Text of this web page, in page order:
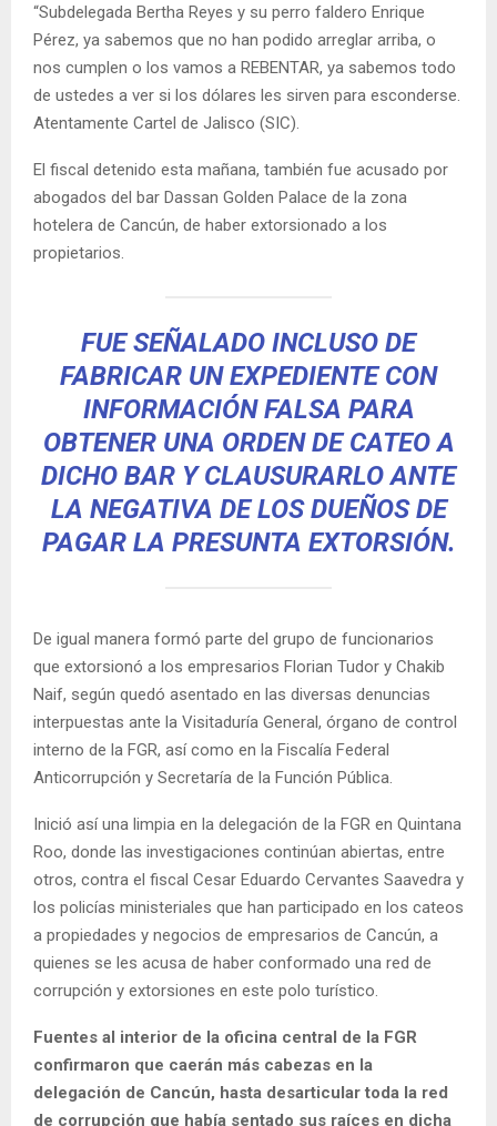
“Subdelegada Bertha Reyes y su perro faldero Enrique
Pérez, ya sabemos que no han podido arreglar arriba, o
nos cumplen o los vamos a REBENTAR, ya sabemos todo
de ustedes a ver si los dólares les sirven para esconderse.
Atentamente Cartel de Jalisco (SIC).
El fiscal detenido esta mañana, también fue acusado por
abogados del bar Dassan Golden Palace de la zona
hotelera de Cancún, de haber extorsionado a los
propietarios.
FUE SEÑALADO INCLUSO DE
FABRICAR UN EXPEDIENTE CON
INFORMACIÓN FALSA PARA
OBTENER UNA ORDEN DE CATEO A
DICHO BAR Y CLAUSURARLO ANTE
LA NEGATIVA DE LOS DUEÑOS DE
PAGAR LA PRESUNTA EXTORSIÓN.
De igual manera formó parte del grupo de funcionarios
que extorsionó a los empresarios Florian Tudor y Chakib
Naif, según quedó asentado en las diversas denuncias
interpuestas ante la Visitaduría General, órgano de control
interno de la FGR, así como en la Fiscalía Federal
Anticorrupción y Secretaría de la Función Pública.
Inició así una limpia en la delegación de la FGR en Quintana
Roo, donde las investigaciones continúan abiertas, entre
otros, contra el fiscal Cesar Eduardo Cervantes Saavedra y
los policías ministeriales que han participado en los cateos
a propiedades y negocios de empresarios de Cancún, a
quienes se les acusa de haber conformado una red de
corrupción y extorsiones en este polo turístico.
Fuentes al interior de la oficina central de la FGR
confirmaron que caerán más cabezas en la
delegación de Cancún, hasta desarticular toda la red
de corrupción que había sentado sus raíces en dicha